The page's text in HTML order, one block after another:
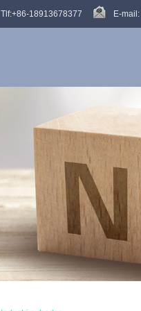
Tlf:+86-18913678377 E-mail: